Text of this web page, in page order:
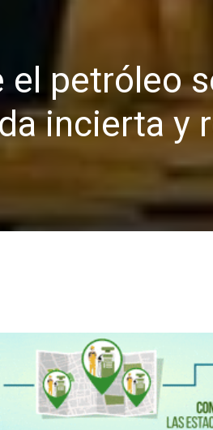
el petróleo
incierta y